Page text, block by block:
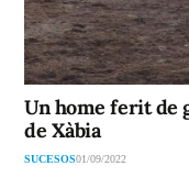
Un home ferit de
de Xàbia
SUCESOS01/09/2022